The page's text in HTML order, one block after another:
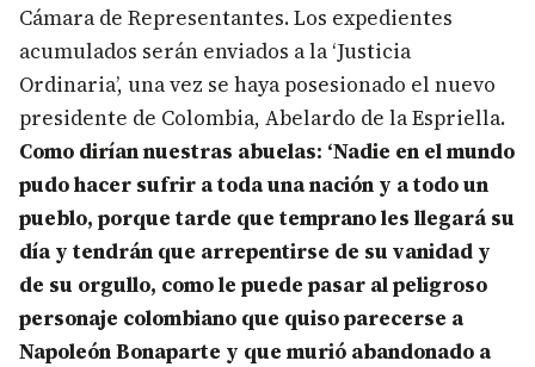
Cámara de Representantes. Los expedientes
acumulados serán enviados a la ‘Justicia
Ordinaria’, una vez se haya posesionado el nuevo
presidente de Colombia, Abelardo de la Espriella.
Como dirían nuestras abuelas: ‘Nadie en el mundo
pudo hacer sufrir a toda una nación y a todo un
pueblo, porque tarde que temprano les llegará su
día y tendrán que arrepentirse de su vanidad y
de su orgullo, como le puede pasar al peligroso
personaje colombiano que quiso parecerse a
Napoleón Bonaparte y que murió abandonado a